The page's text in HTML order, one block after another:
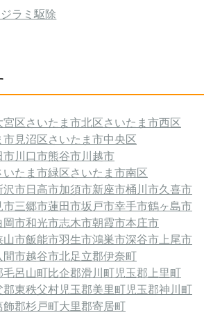
ラミ駆除
宮区さいたま市北区さいたま市西区
市見沼区さいたま市中央区
市川口市熊谷市川越市
いたま市緑区さいたま市南区
沢市日高市加須市新座市桶川市久喜市
市三郷市蓮田市坂戸市幸手市鶴ヶ島市
岡市和光市志木市朝霞市本庄市
山市飯能市羽生市鴻巣市深谷市上尾市
間市越谷市北足立郡伊奈町
毛呂山町比企郡滑川町児玉郡上里町
郡東秩父村児玉郡美里町児玉郡神川町
飾郡杉戸町大里郡寄居町